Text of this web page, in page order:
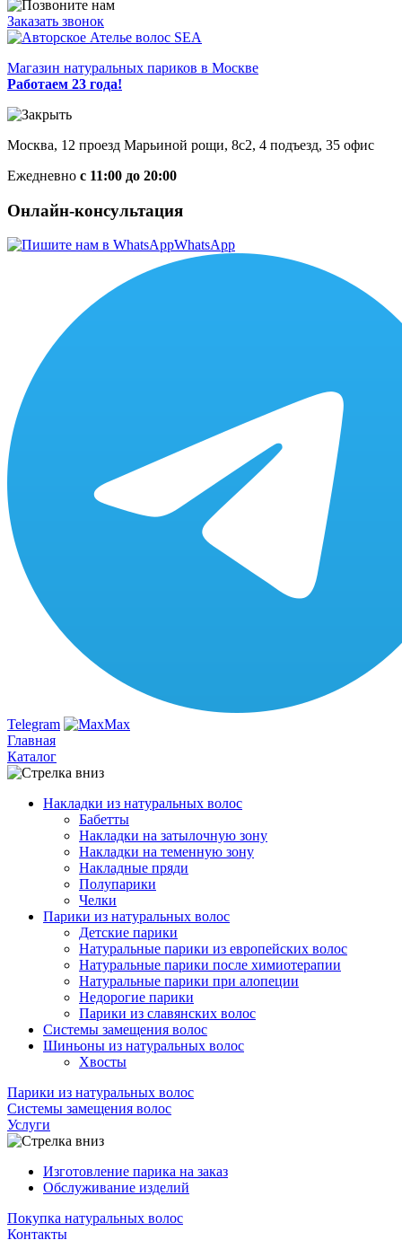
Заказать звонок
Магазин натуральных париков в Москве
Работаем 23 года!
Москва, 12 проезд Марьиной рощи, 8с2, 4 подъезд, 35 офис
Ежедневно с 11:00 до 20:00
Онлайн-консультация
WhatsApp
Telegram
Max
Главная
Каталог
Накладки из натуральных волос
Бабетты
Накладки на затылочную зону
Накладки на теменную зону
Накладные пряди
Полупарики
Челки
Парики из натуральных волос
Детские парики
Натуральные парики из европейских волос
Натуральные парики после химиотерапии
Натуральные парики при алопеции
Недорогие парики
Парики из славянских волос
Системы замещения волос
Шиньоны из натуральных волос
Хвосты
Парики из натуральных волос
Системы замещения волос
Услуги
Изготовление парика на заказ
Обслуживание изделий
Покупка натуральных волос
Контакты